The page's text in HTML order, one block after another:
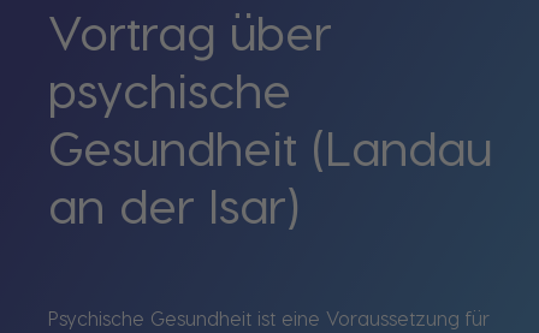
Vortrag über
psychische
Gesundheit (Landau
an der Isar)
Psychische Gesundheit ist eine Voraussetzung für